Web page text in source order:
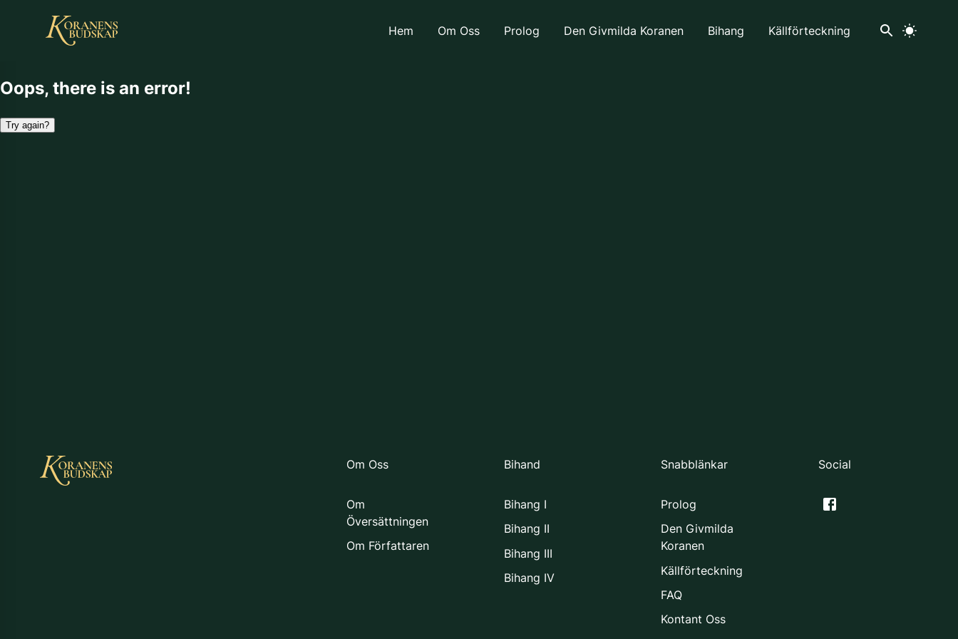
Hem Om Oss Prolog Den Givmilda Koranen Bihang Källförteckning
Oops, there is an error!
Try again?
Om Oss
Om
Översättningen
Om Författaren
Bihand
Bihang I
Bihang II
Bihang III
Bihang IV
Snabblänkar
Prolog
Den Givmilda
Koranen
Källförteckning
FAQ
Kontant Oss
Social